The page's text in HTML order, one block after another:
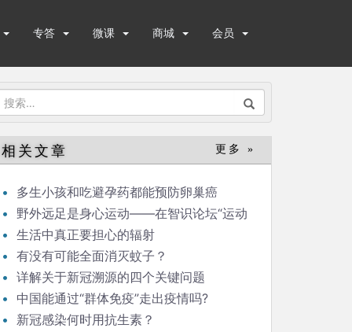
专答 微课 商城 会员
搜
：
相关文章 更多 »
多生小孩和吃避孕药都能预防卵巢癌
野外远足是身心运动——在智识论坛“运动
与健康”的发言
生活中真正要担心的辐射
有没有可能全面消灭蚊子？
详解关于新冠溯源的四个关键问题
中国能通过“群体免疫”走出疫情吗?
新冠感染何时用抗生素？